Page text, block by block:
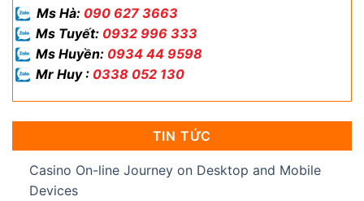
Ms Hà: 090 627 3663
Ms Tuyết: 0932 996 333
Ms Huyền: 0934 44 9598
Mr Huy : 0338 052 130
TIN TỨC
Casino On-line Journey on Desktop and Mobile
Devices